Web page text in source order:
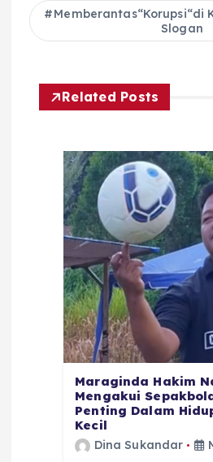
Memberantas“Korupsi“di
Slogan
Related Posts
Maraginda Hakim
Mengakui
Penting Dalam
Kecil
Dina Sukandar